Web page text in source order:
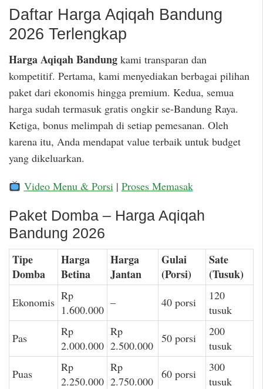
Daftar Harga Aqiqah Bandung
2026 Terlengkap
Harga Aqiqah Bandung kami transparan dan
kompetitif. Pertama, kami menyediakan berbagai pilihan
paket dari ekonomis hingga premium. Kedua, semua
harga sudah termasuk gratis ongkir se-Bandung Raya.
Ketiga, bonus melimpah di setiap pemesanan. Oleh
karena itu, Anda mendapat value terbaik untuk budget
yang dikeluarkan.
Video Menu & Porsi| Proses Memasak
Paket Domba – Harga Aqiqah
Bandung 2026
Tipe
Domba
Harga
Betina
Harga
Jantan
Gulai
(Porsi)
Sate
(Tusuk)
Ekonomis Rp
1.600.000
– 40 porsi
120
tusuk
Pas
Rp
2.000.000
Rp
2.500.000
50 porsi
200
tusuk
Puas
Rp
2.250.000
Rp
2.750.000
60 porsi
300
tusuk